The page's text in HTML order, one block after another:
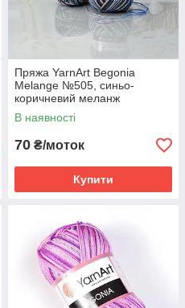
Пряжа YarnArt Begonia
Melange №505, синьо-
коричневий меланж
В наявності
70 ₴/моток
Купити